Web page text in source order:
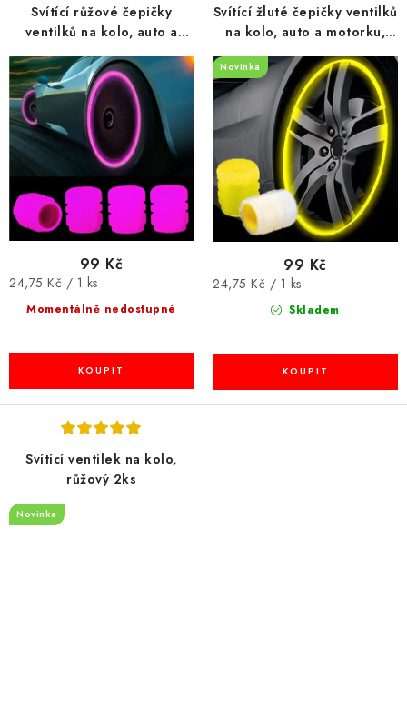
Svítící růžové čepičky
ventilků na kolo, auto a
motorku, sada 4ks
Momentálně nedostupné
99 Kč
Měrná
cena:
24,75 Kč / 1 ks
Svítící žluté čepičky ventilků
na kolo, auto a motorku,
sada 4ks
Novinka
Skladem
99 Kč
Měrná
24,75 Kč / 1 ks
Svítící ventilek na kolo,
růžový 2ks
Novinka